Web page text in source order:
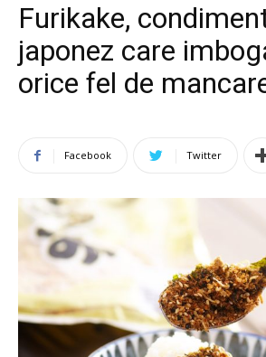
Furikake,
japonez care
orice fel de
Facebook Twitter